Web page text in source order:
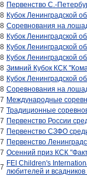
Первенство С.-
Кубок Ленинградской
Соревнования на
Кубок Ленинградской
Кубок Ленинградской
Кубок Ленинградской
Зимний Кубок КСК
Кубок Ленинградской
Соревнования на
Международные
Традиционные
Первенство России
Первенство СЗФО
Первенство
Осенний приз КСК
FEI Children's
любителей и